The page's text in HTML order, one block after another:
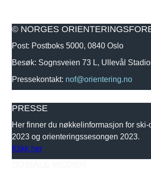
© NORGES
Post: Postboks 5000, 0840 Oslo
Besøk: Sognsveien 73 L, Ullevål
Pressekontakt: nof@orientering.no
PRESSE
Her finner du nøkkelinformasjon for
2023 og orienteringssesongen 2023.
Klikk her